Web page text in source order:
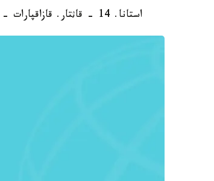
استانا. 14 - قاثتار. قازاقپارات - قئتاي كومپانياسئ ايگئلئ «تيتانيكتئ» قايتا جاساپ شئعارماق.